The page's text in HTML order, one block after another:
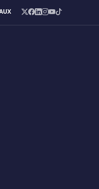
X Facebook
LinkedIn
Instagram
YouTube
TikTok